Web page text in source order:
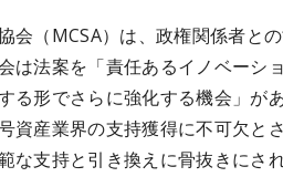
会（MCSA）は、政権関係者と
は法案を「責任あるイノベーシ
る形でさらに強化する機会」が
資産業界の支持獲得に不可欠と
な支持と引き換えに骨抜きにさ